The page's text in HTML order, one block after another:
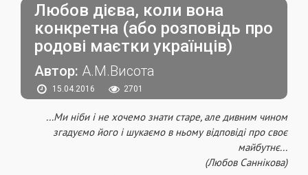
Любов дієва, коли вона
конкретна (або розповідь про
родові маєтки українців)
Автор: А.М.Висота
15.04.2016 2701
...Ми ніби і не хочемо знати старе, але дивним чином
згадуємо його і шукаємо в ньому відповіді про своє
майбутнє...
(Любов Саннікова)